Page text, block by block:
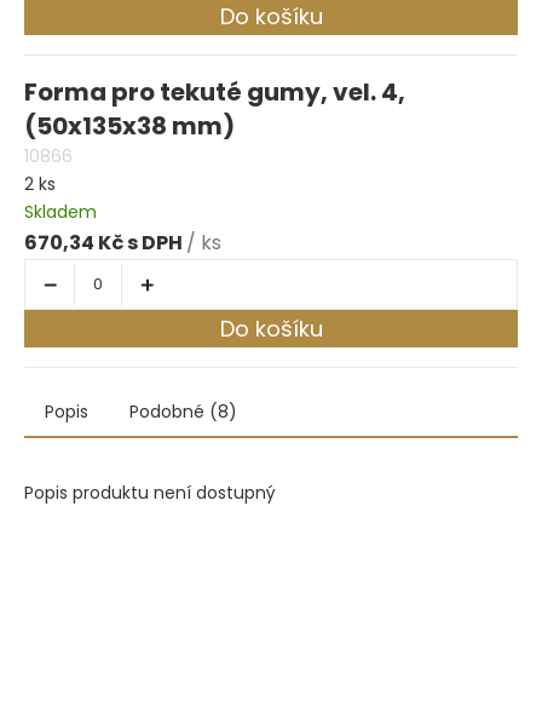
Do košíku
Forma pro tekuté gumy, vel. 4,
(50x135x38 mm)
10866
2 ks
Skladem
670,34 Kč / ks
Do košíku
Popis Podobné (8)
Popis produktu není dostupný